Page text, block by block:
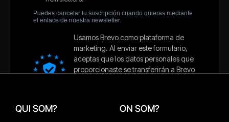
QUI SOM? ON SOM?